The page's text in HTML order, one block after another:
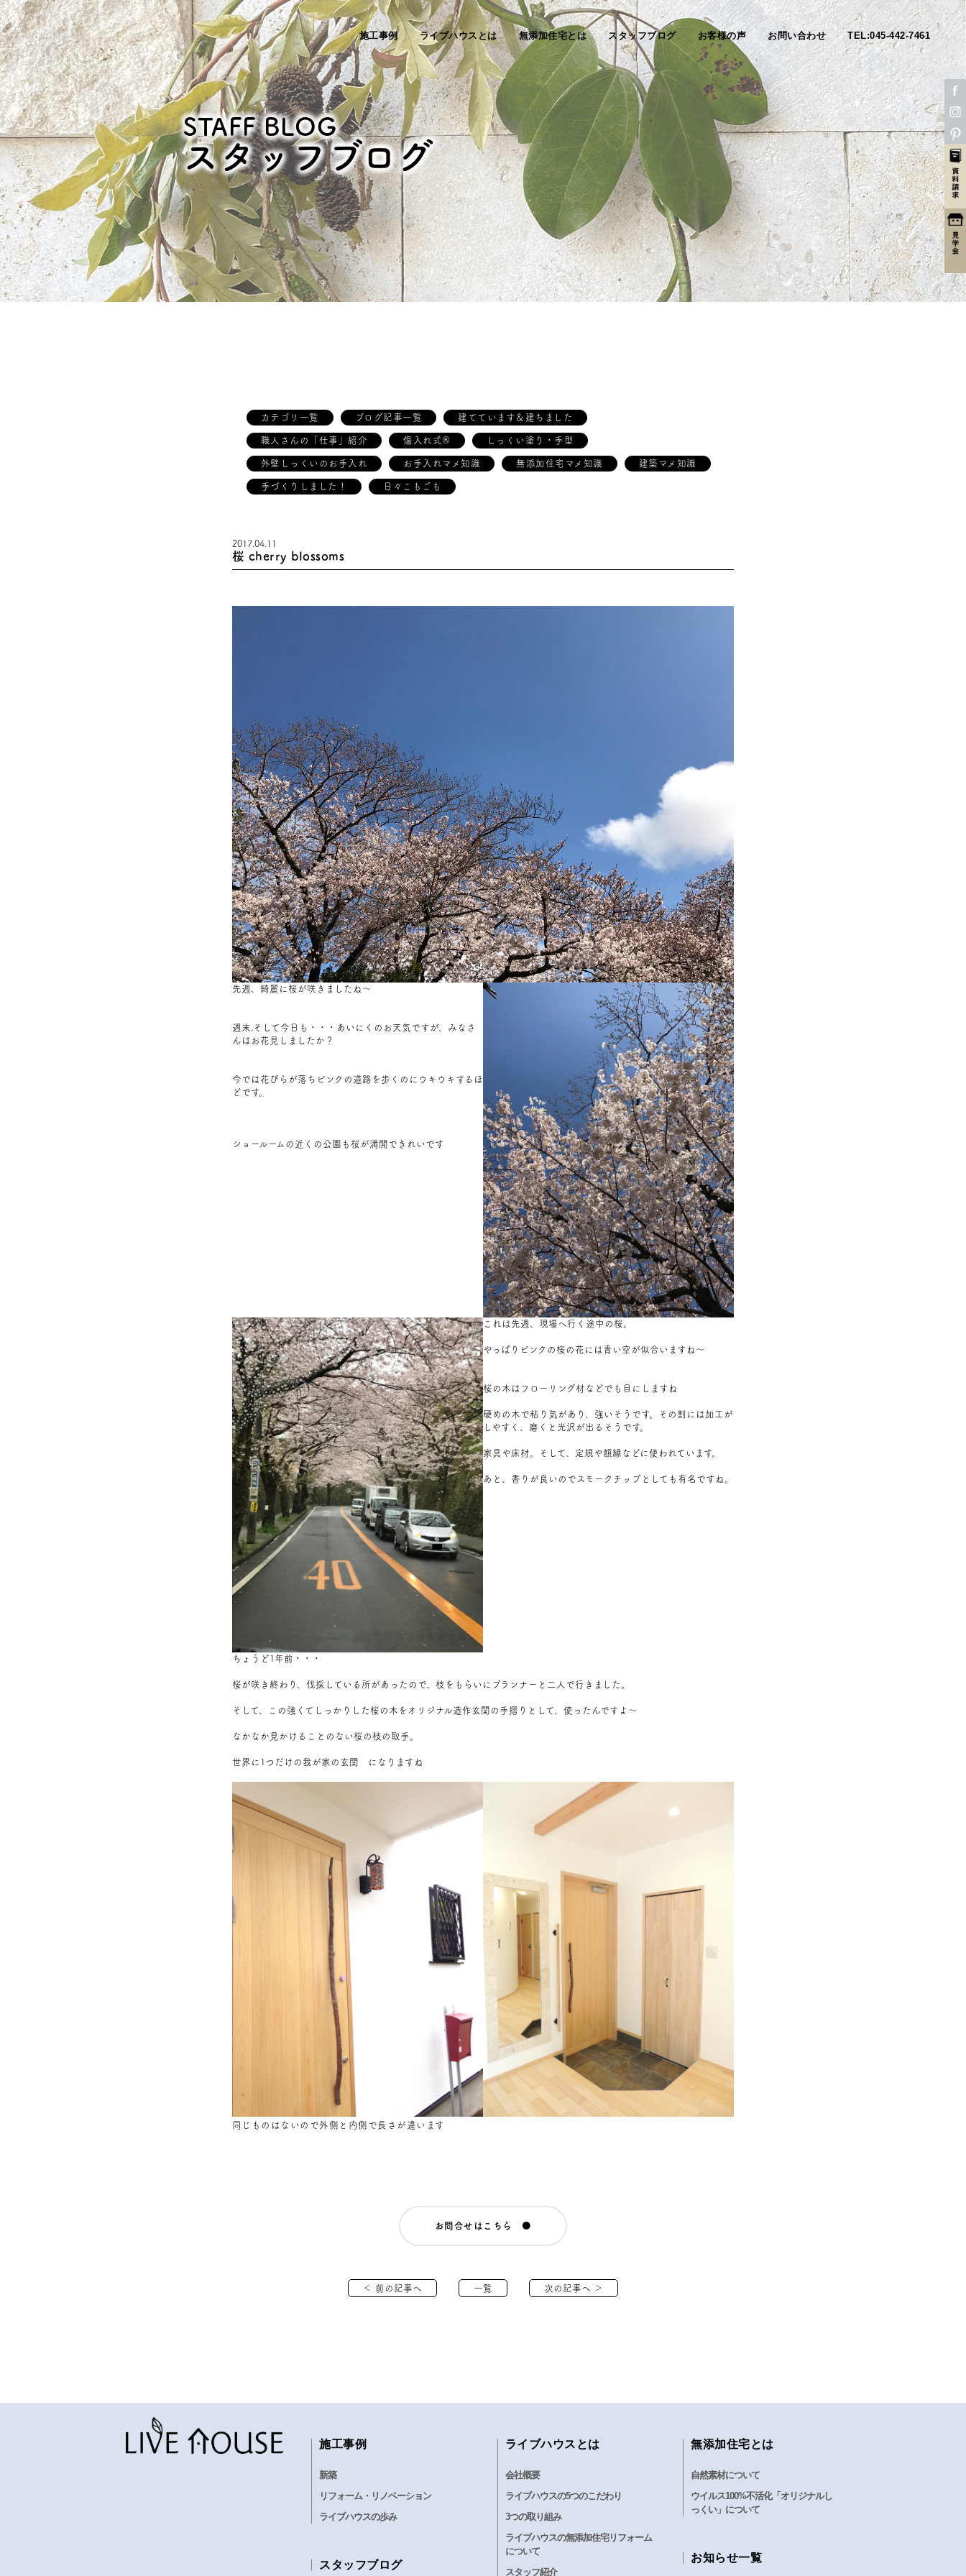
施工事例 ライブハウスとは 無添加住宅とは スタッフブログ お客様の声 お問い合わせ TEL:045-442-7461
STAFF BLOG
スタッフブログ
カテゴリ一覧 ブログ記事一覧 建てています＆建ちました
職人さんの「仕事」紹介 傷入れ式® しっくい塗り・手型
外壁しっくいのお手入れ お手入れマメ知識 無添加住宅マメ知識 建築マメ知識
手づくりしました！ 日々こもごも
2017.04.11
桜 cherry blossoms
先週、綺麗に 桜が咲きましたね～
週末,そして今日も・・・ あいにくのお天気ですが、みなさ
んはお花見しましたか？
今では花びらが落ちピンクの道路を歩くのにウキウキするほ
どです。
ショールームの近くの公園も桜が満開できれいです
これは先週、現場へ行く途中の桜。
やっぱりピンクの桜の花には青い空が似合いますね～
桜の木はフローリング材などでも目にしますね
硬めの木で粘り気があり、強いそうです。その割には加工が
しやすく、磨くと光沢が出るそうです。
家具や床材。そして、定規や額縁などに使われています。
あと、香りが良いのでスモークチップとしても有名ですね。
ちょうど1年前・・・
桜が咲き終わり、伐採している所があったので、枝をもらいにプランナーと二人で行きました。
そして、この強くてしっかりした桜の木をオリジナル造作玄関の手摺りとして、使ったんですよ～
なかなか見かけることのない桜の枝の取手。
世界に1つだけの我が家の玄関 になりますね
同じものはないので外側と内側で長さが違います
お問合せはこちら ●
＜ 前の記事へ 一覧 次の記事へ ＞
施工事例
新築
リフォーム・リノベーション
ライブハウスの歩み
スタッフブログ
ライブハウスとは
会社概要
ライブハウスの5つのこだわり
3つの取り組み
ライブハウスの無添加住宅リフォーム
について
スタッフ紹介
無添加住宅とは
自然素材について
ウイルス100%不活化「オリジナルし
っくい」について
お知らせ一覧